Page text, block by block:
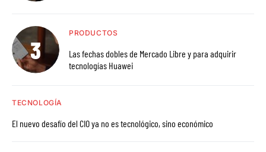
PRODUCTOS
Las fechas dobles de Mercado Libre y para adquirir
tecnologías Huawei
TECNOLOGÍA
El nuevo desafío del CIO ya no es tecnológico, sino económico